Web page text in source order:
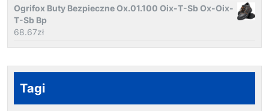
Ogrifox Buty Bezpieczne Ox.01.100 Oix-T-Sb Ox-Oix-
T-Sb Bp
68.67zł
Tagi